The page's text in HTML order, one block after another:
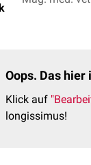
Oops. Das
Klick auf
longissimus!